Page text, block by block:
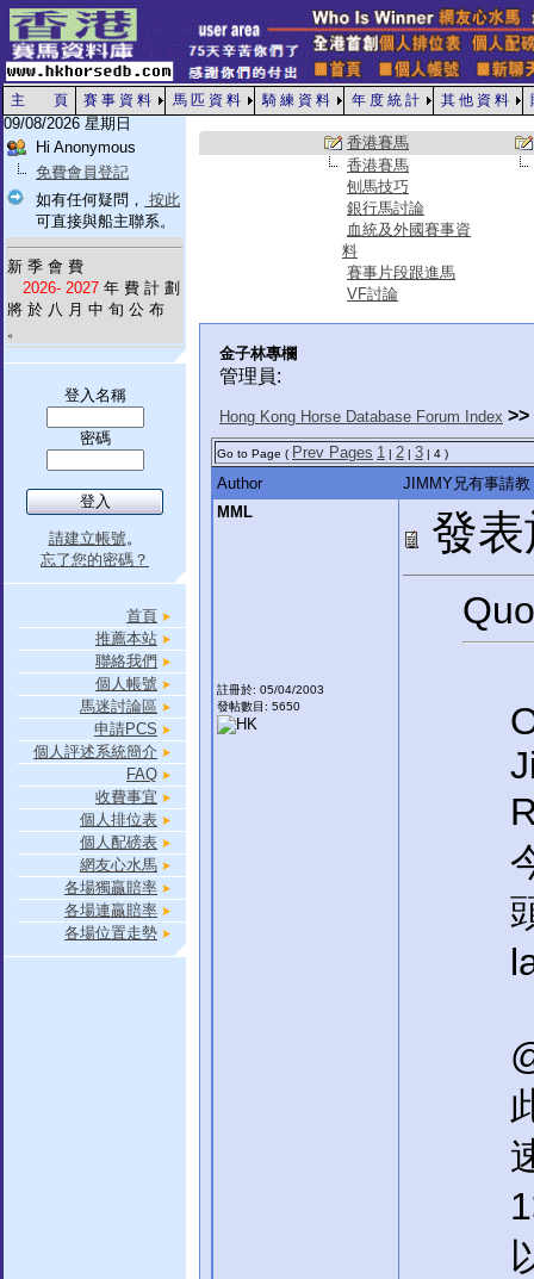
主 頁 賽 事 資 料 馬 匹 資 料 騎 練 資 料 年 度 統 計 其 他 資 料
09/08/2026 星期日
Hi Anonymous
免費會員登記
如有任何疑問， 按此
可直接與船主聯系。
新 季 會 費
2026- 2027 年 費 計 劃
將 於 八 月 中 旬 公 布
。
登入名稱
密碼
請建立帳號。
忘了您的密碼？
首頁
推薦本站
聯絡我們
個人帳號
馬迷討論區
申請PCS
個人評述系統簡介
FAQ
收費事宜
個人排位表
個人配磅表
網友心水馬
各場獨贏賠率
各場連贏賠率
各場位置走勢
香港賽馬
香港賽馬
刨馬技巧
銀行馬討論
血統及外國賽事資
料
賽事片段跟進馬
VF討論
金子林專欄
管理員:
Hong Kong Horse Database Forum Index >>
Go to Page ( Prev Pages 1 | 2 | 3 | 4 )
Author
JIMMY兄有事請教
MML
註冊於: 05/04/2003
發帖數目: 5650
發